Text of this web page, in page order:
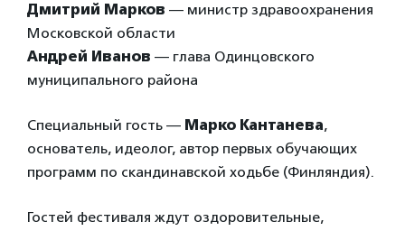
Дмитрий Марков — министр здравоохранения
Московской области
Андрей Иванов — глава Одинцовского
муниципального района
Специальный гость — Марко Кантанева,
основатель, идеолог, автор первых обучающих
программ по скандинавской ходьбе (Финляндия).
Гостей фестиваля ждут оздоровительные,